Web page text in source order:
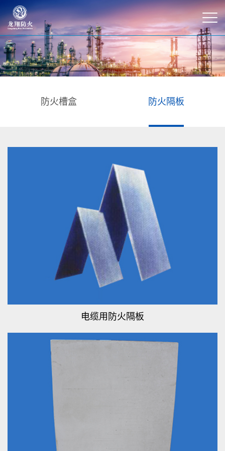
防火槽盒 防火隔板
电缆用防火隔板